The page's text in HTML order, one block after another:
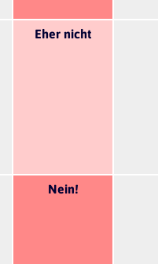
Eher nicht
Nein!